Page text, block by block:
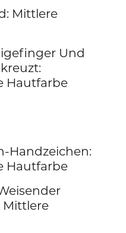
Mittlere
Und
Hautfarbe
Handzeichen:
Hautfarbe
Mittlere